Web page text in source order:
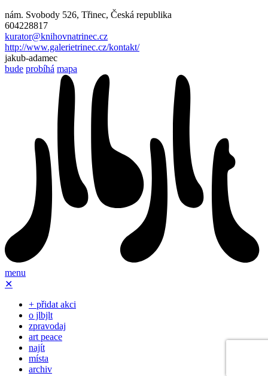
nám. Svobody 526, Třinec, Česká republika
604228817
kurator@knihovnatrinec.cz
http://www.galerietrinec.cz/kontakt/
jakub-adamec
bude probíhá mapa
menu
✕
+ přidat akci
o jlbjlt
zpravodaj
art peace
najít
místa
archiv